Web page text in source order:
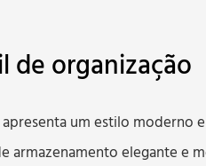
de organização
um estilo moderno
armazenamento elegante e